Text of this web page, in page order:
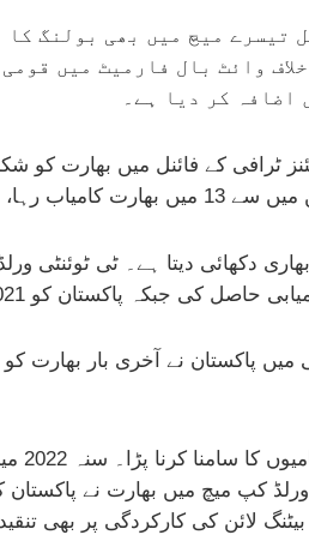
تیسرے میچ میں بھی بولنگ
وائٹ بال فارمیٹ میں
اضافہ کر دیا ہے۔
ٹرافی کے فائنل میں بھارت
بھاری دکھائی دیتا ہے۔ ٹی
کو 2021 میں دبئی میں واحد فتح نصیب ہوئی۔
دوران دبئی میں پاکستان نے آخری
لائن کی کارکردگی پر بھی